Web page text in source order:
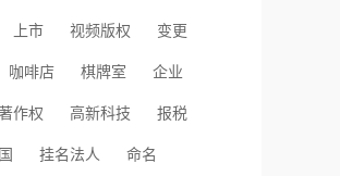
上市 视频版权
变更
咖啡店 棋牌室
企业
作权 高新科技
报税
挂名法人
命名